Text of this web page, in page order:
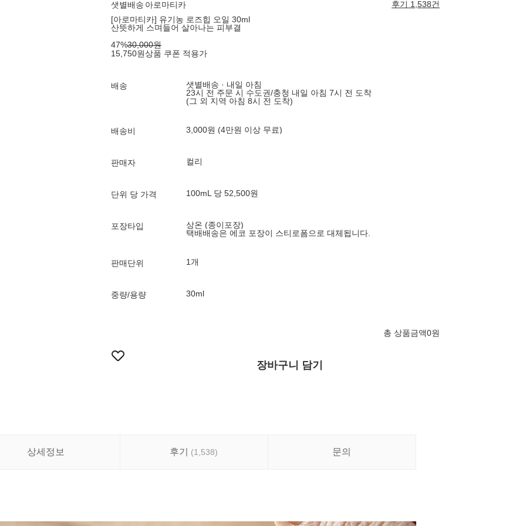
샛별배송 아로마티카
후기 1,538건
[아로마티카] 유기농 로즈힙 오일 30ml
산뜻하게 스며들어 살아나는 피부결
47%30,000원
15,750원상품 쿠폰 적용가
배송
샛별배송 · 내일 아침
23시 전 주문 시 수도권/충청 내일 아침 7시 전 도착
(그 외 지역 아침 8시 전 도착)
배송비 3,000원 (4만원 이상 무료)
판매자 컬리
단위 당 가격 100mL 당 52,500원
포장타입
상온 (종이포장)
택배배송은 에코 포장이 스티로폼으로 대체됩니다.
판매단위 1개
중량/용량 30ml
총 상품금액0원
장바구니 담기
상세정보 후기 (1,538) 문의